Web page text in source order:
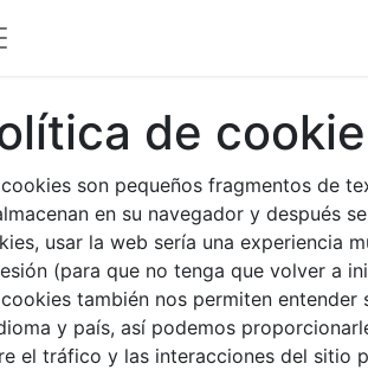
de
son pequeños fragmentos de
en su navegador y después
usar la web sería una experiencia
(para que no tenga que volver a
también nos permiten
y país, así podemos
el tráfico y las interacciones del sitio